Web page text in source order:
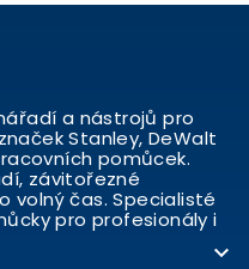
a nástrojů pro
Stanley, DeWalt
pomůcek.
závitořezné
volný čas. Specialisté
pro profesionály i
